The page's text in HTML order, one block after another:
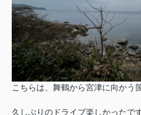
こちらは、舞鶴から宮津に向かう
久しぶりのドライブ楽しかったで